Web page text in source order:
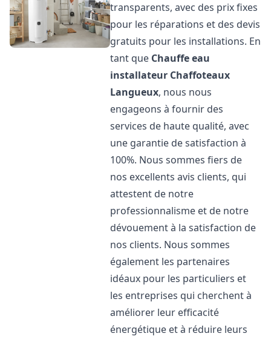
transparents, avec des prix fixes
pour les réparations et des devis
gratuits pour les installations. En
tant que Chauffe eau
installateur Chaffoteaux
Langueux, nous nous
engageons à fournir des
services de haute qualité, avec
une garantie de satisfaction à
100%. Nous sommes fiers de
nos excellents avis clients, qui
attestent de notre
professionnalisme et de notre
dévouement à la satisfaction de
nos clients. Nous sommes
également les partenaires
idéaux pour les particuliers et
les entreprises qui cherchent à
améliorer leur efficacité
énergétique et à réduire leurs